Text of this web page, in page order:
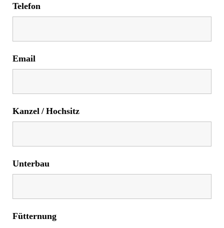
Telefon
Email
Kanzel / Hochsitz
Unterbau
Fütternung